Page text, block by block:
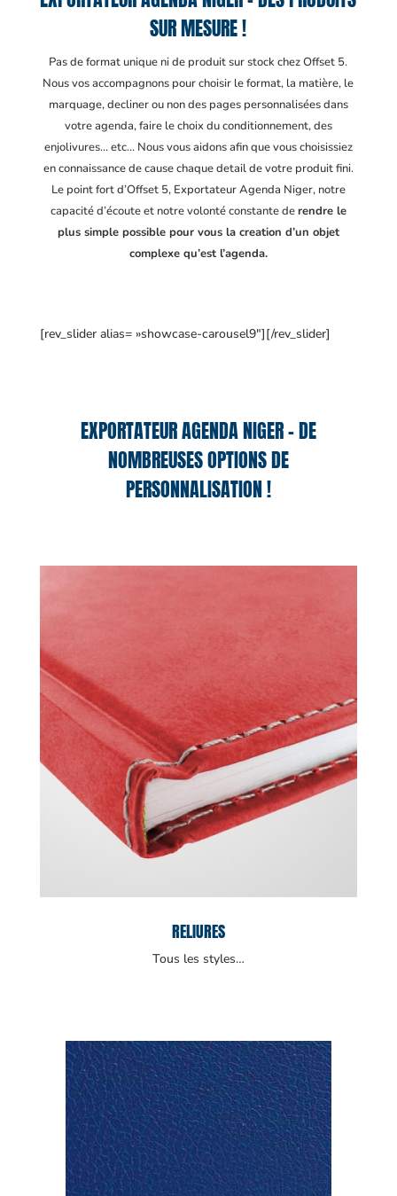
SUR MESURE !
Pas de format unique ni de produit sur stock chez Offset 5.
Nous vos accompagnons pour choisir le format, la matière, le
marquage, decliner ou non des pages personnalisées dans
votre agenda, faire le choix du conditionnement, des
enjolivures… etc… Nous vous aidons afin que vous choisissiez
en connaissance de cause chaque detail de votre produit fini.
Le point fort d’Offset 5, Exportateur Agenda Niger, notre
capacité d’écoute et notre volonté constante derendre le
plus simple possible pour vous la creation d’un objet
complexe qu’est l’agenda.
[rev_slider alias= »showcase-carousel9″][/rev_slider]
EXPORTATEUR AGENDA NIGER – DE
NOMBREUSES OPTIONS DE
PERSONNALISATION !
RELIURES
Tous les styles…